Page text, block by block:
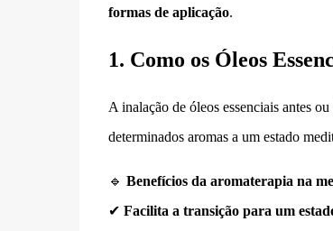
formas de aplicação.
1. Como os Óleos
A inalação de óleos essenciais antes
determinados aromas a um estado
🔹 Benefícios da aromaterapia na
✔ Facilita a transição para um